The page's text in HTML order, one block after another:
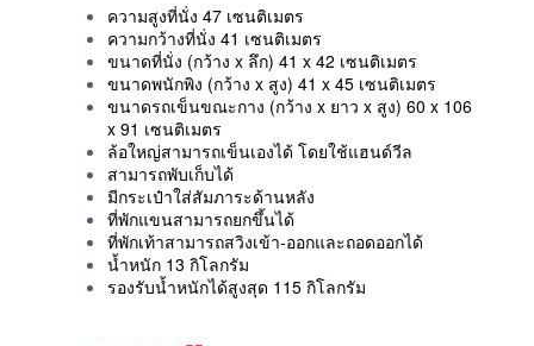
ความสูงที่นั่ง 47 เซนติเมตร
ความกว้างที่นั่ง 41 เซนติเมตร
ขนาดที่นั่ง (กว้าง x ลึก) 41 x 42 เซนติเมตร
ขนาดพนักพิง (กว้าง x สูง) 41 x 45 เซนติเมตร
ขนาดรถเข็นขณะกาง (กว้าง x ยาว x สูง) 60 x 106
x 91 เซนติเมตร
ล้อใหญ่สามารถเข็นเองได้ โดยใช้แฮนด์วีล
สามารถพับเก็บได้
มีกระเป๋าใส่สัมภาระด้านหลัง
ที่พักแขนสามารถยกขึ้นได้
ที่พักเท้าสามารถสวิงเข้า-ออกและถอดออกได้
น้ำหนัก 13 กิโลกรัม
รองรับน้ำหนักได้สูงสุด 115 กิโลกรัม